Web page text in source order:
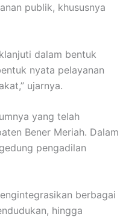
publik, khususnya
dalam bentuk
nyata pelayanan
ujarnya.
yang telah
Bener Meriah. Dalam
pengadilan
berbagai
hingga